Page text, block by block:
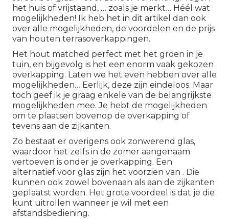
het huis of vrijstaand, … zoals je merkt… Héél wat
mogelijkheden! Ik heb het in dit artikel dan ook
over alle mogelijkheden, de voordelen en de prijs
van houten terrasoverkappingen.
Het hout matched perfect met het groen in je
tuin, en bijgevolg is het een enorm vaak gekozen
overkapping. Laten we het even hebben over alle
mogelijkheden… Eerlijk, deze zijn eindeloos. Maar
toch geef ik je graag enkele van de belangrijkste
mogelijkheden mee. Je hebt de mogelijkheden
om te plaatsen bovenop de overkapping of
tevens aan de zijkanten.
Zo bestaat er overigens ook zonwerend glas,
waardoor het zelfs in de zomer aangenaam
vertoeven is onder je overkapping. Een
alternatief voor glas zijn het voorzien van . Die
kunnen ook zowel bovenaan als aan de zijkanten
geplaatst worden. Het grote voordeel is dat je die
kunt uitrollen wanneer je wil met een
afstandsbediening.